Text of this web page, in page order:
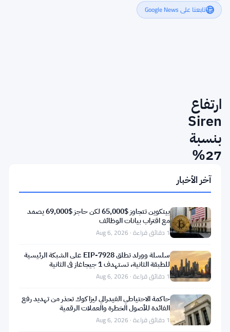
تابعنا على Google News
ارتفاع
Siren
بنسبة
27%
بينما
يتراجع
SkyAI
تحركات
السوق
اليومية
مايو
ارتفع
آخر الأخبار
بيتكوين تتجاوز $65,000 لكن حاجز $69,000 يصمد
مع اقتراب بيانات الوظائف
1 دقائق قراءة · Aug 6, 2026
سلسلة وورلد تطلق EIP-7928 على الشبكة الرئيسية
للطبقة الثانية، تستهدف 1 جيجاغاز في الثانية
1 دقائق قراءة · Aug 6, 2026
حاكمة الاحتياطي الفيدرالي ليزا كوك تحذر من تهديد رفع
الفائدة للأصول الخطرة والعملات الرقمية
1 دقائق قراءة · Aug 6, 2026